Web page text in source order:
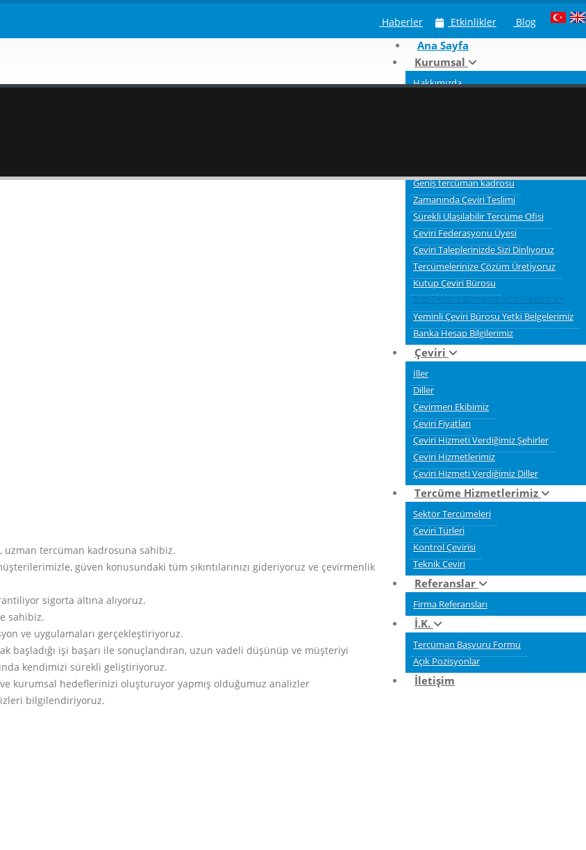
Haberler Etkinlikler Blog
Ana Sayfa
Kurumsal
Hakkımızda
Geniş tercüman kadrosu
Zamanında Çeviri Teslimi
Sürekli Ulaşılabilir Tercüme Ofisi
Çeviri Federasyonu Üyesi
Çeviri Taleplerinizde Sizi Dinliyoruz
Tercümelerinize Çözüm Üretiyoruz
Kutup Çeviri Bürosu
Bizi Tercih Etmeniz İçin Nedenler
Yeminli Çeviri Bürosu Yetki Belgelerimiz
Banka Hesap Bilgilerimiz
Çeviri
İller
Diller
Çevirmen Ekibimiz
Çeviri Fiyatları
Çeviri Hizmeti Verdiğimiz Şehirler
Çeviri Hizmetlerimiz
Çeviri Hizmeti Verdiğimiz Diller
Tercüme Hizmetlerimiz
Sektör Tercümeleri
Çeviri Türleri
Kontrol Çevirisi
Teknik Çeviri
Referanslar
Firma Referansları
İ.K.
Tercüman Başvuru Formu
Açık Pozisyonlar
İletişim
uzman tercüman kadrosuna sahibiz.
güven konusundaki tüm sıkıntılarınızı gideriyoruz ve çevirmenlik
sigorta altına alıyoruz.
sahibiz.
ve uygulamaları gerçekleştiriyoruz.
başladığı işi başarı ile sonuçlandıran, uzun vadeli düşünüp ve müşteriyi
kendimizi sürekli geliştiriyoruz.
kurumsal hedeflerinizi oluşturuyor yapmış olduğumuz analizler
bilgilendiriyoruz.